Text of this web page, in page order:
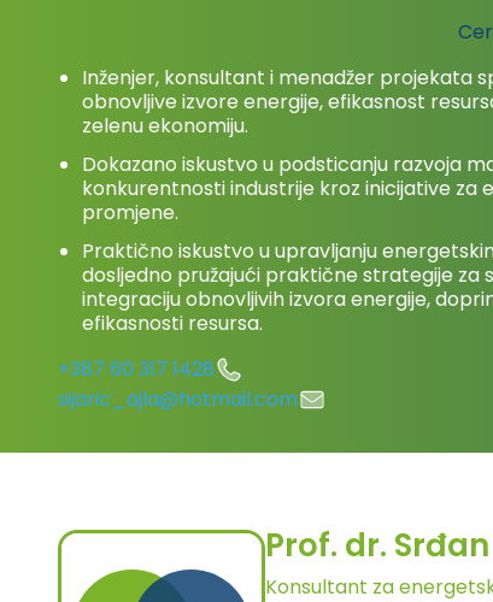
Inženjer, konsultant i menadžer projekata
obnovljive izvore energije, efikasnost
zelenu ekonomiju.
Dokazano iskustvo u podsticanju razvoja
konkurentnosti industrije kroz inicijative za
promjene.
Praktično iskustvo u upravljanju
dosljedno pružajući praktične strategije za
integraciju obnovljivih izvora energije,
efikasnosti resursa.
+387 60 317 1428
sijaric_ajla@hotmail.com
Prof. dr.
Konsultant za